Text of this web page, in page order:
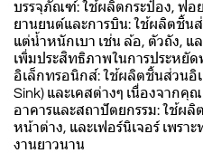
บรรจุภัณฑ์: ใช้ผลิตกระป๋อง, ฟอ
ยานยนต์และการบิน: ใช้ผลิตชิ้น
แต่น้ำหนักเบา เช่น ล้อ, ตัวถัง, แ
เพิ่มประสิทธิภาพในการประหยัด
อิเล็กทรอนิกส์: ใช้ผลิตชิ้นส่วนอิ
Sink) และเคสต่างๆ เนื่องจาก
อาคารและสถาปัตยกรรม: ใช้ผลิ
หน้าต่าง, และเฟอร์นิเจอร์ เพร
งานยาวนาน